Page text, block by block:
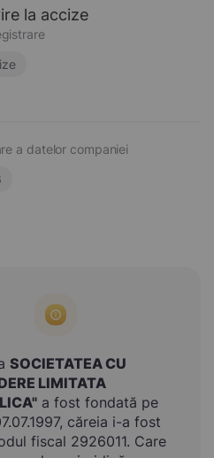
la accize
a datelor companiei
SOCIETATEA CU
LIMITATA
a fost fondată pe
căreia i-a fost
fiscal 2926011. Care